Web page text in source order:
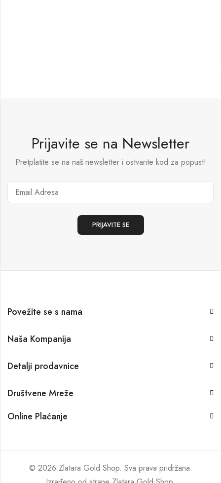
Prijavite se na Newsletter
Pretplatite se na naš newsletter i ostvarite kod za popust!
Povežite se s nama
Naša Kompanija
Detalji prodavnice
Društvene Mreže
Online Plaćanje
© 2026 Zlatara Gold Shop. Sva prava pridržana.